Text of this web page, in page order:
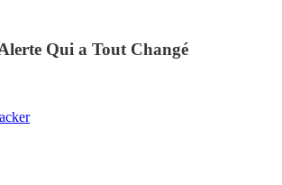
Qui a Tout Changé